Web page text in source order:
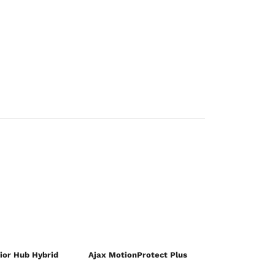
Hub Hybrid
Ajax MotionProtect Plus